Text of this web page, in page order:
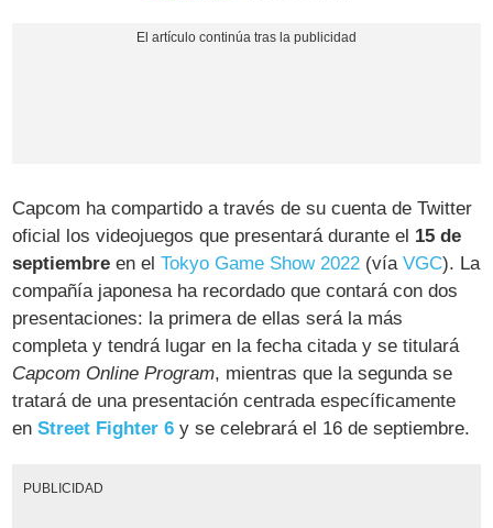
Capcom ha compartido a través de su cuenta de Twitter
oficial los videojuegos que presentará durante el 15 de
septiembre en elTokyo Game Show 2022 (víaVGC). La
compañía japonesa ha recordado que contará con dos
presentaciones: la primera de ellas será la más
completa y tendrá lugar en la fecha citada y se titulará
Capcom Online Program, mientras que la segunda se
tratará de una presentación centrada específicamente
enStreet Fighter 6 y se celebrará el 16 de septiembre.
PUBLICIDAD